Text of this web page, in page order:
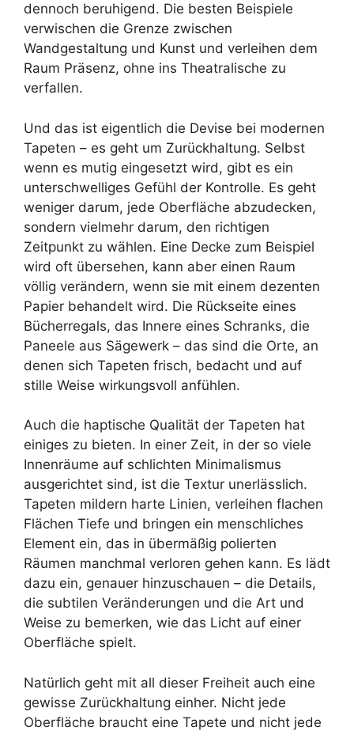
dennoch beruhigend. Die besten Beispiele
verwischen die Grenze zwischen
Wandgestaltung und Kunst und verleihen dem
Raum Präsenz, ohne ins Theatralische zu
verfallen.
Und das ist eigentlich die Devise bei modernen
Tapeten – es geht um Zurückhaltung. Selbst
wenn es mutig eingesetzt wird, gibt es ein
unterschwelliges Gefühl der Kontrolle. Es geht
weniger darum, jede Oberfläche abzudecken,
sondern vielmehr darum, den richtigen
Zeitpunkt zu wählen. Eine Decke zum Beispiel
wird oft übersehen, kann aber einen Raum
völlig verändern, wenn sie mit einem dezenten
Papier behandelt wird. Die Rückseite eines
Bücherregals, das Innere eines Schranks, die
Paneele aus Sägewerk – das sind die Orte, an
denen sich Tapeten frisch, bedacht und auf
stille Weise wirkungsvoll anfühlen.
Auch die haptische Qualität der Tapeten hat
einiges zu bieten. In einer Zeit, in der so viele
Innenräume auf schlichten Minimalismus
ausgerichtet sind, ist die Textur unerlässlich.
Tapeten mildern harte Linien, verleihen flachen
Flächen Tiefe und bringen ein menschliches
Element ein, das in übermäßig polierten
Räumen manchmal verloren gehen kann. Es lädt
dazu ein, genauer hinzuschauen – die Details,
die subtilen Veränderungen und die Art und
Weise zu bemerken, wie das Licht auf einer
Oberfläche spielt.
Natürlich geht mit all dieser Freiheit auch eine
gewisse Zurückhaltung einher. Nicht jede
Oberfläche braucht eine Tapete und nicht jede